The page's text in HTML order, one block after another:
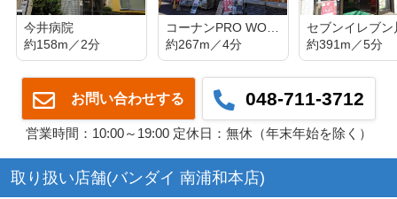
今井病院
約158m／2分
コーナンPRO WORK＆TOOLドイト西川口店
約267m／4分
約391m／5分
お問い合わせする 048-711-3712
営業時間：10:00～19:00 定休日：無休（年末年始を除く）
取り扱い店舗(バンダイ 南浦和本店)